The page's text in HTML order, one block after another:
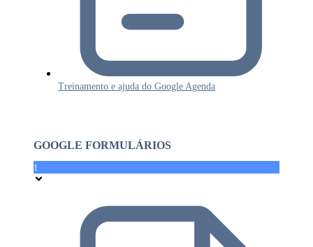
Treinamento e ajuda do Google Agenda
GOOGLE FORMULÁRIOS
1